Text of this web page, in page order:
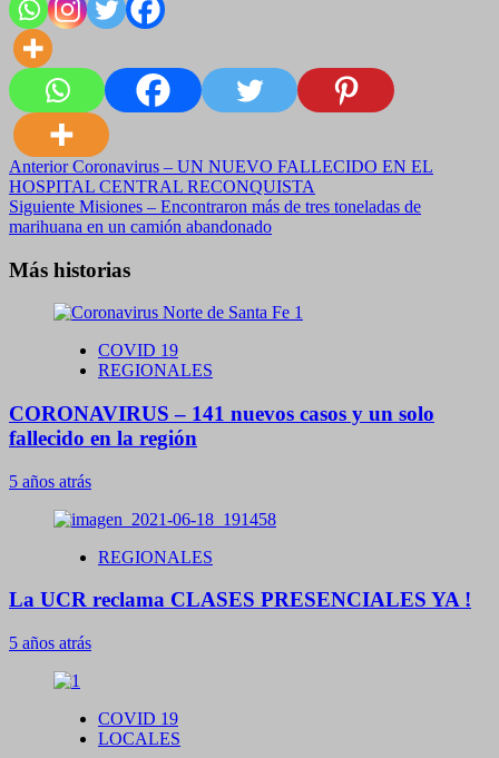
Navegación
de
entradas
AnteriorCoronavirus – UN NUEVO FALLECIDO EN EL
HOSPITAL CENTRAL RECONQUISTA
Siguiente Misiones – Encontraron más de tres toneladas de
marihuana en un camión abandonado
Más historias
COVID 19
REGIONALES
CORONAVIRUS – 141 nuevos casos y un solo
fallecido en la región
5 años atrás
REGIONALES
La UCR reclama CLASES PRESENCIALES YA !
5 años atrás
COVID 19
LOCALES